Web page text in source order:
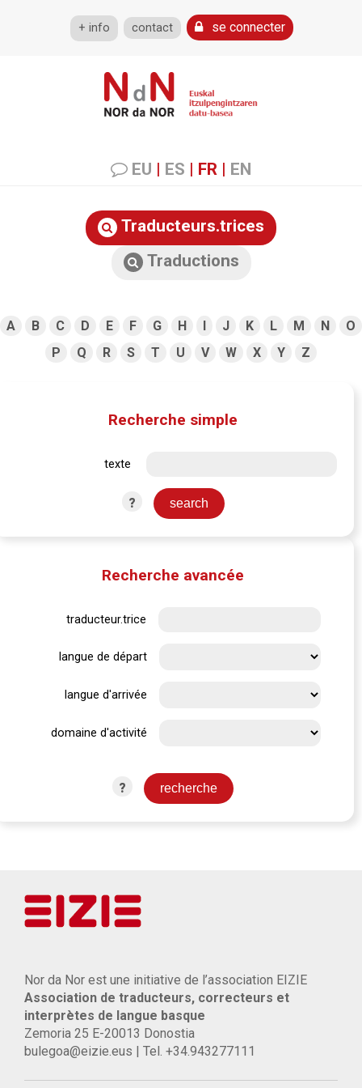
+ info contact se connecter
EU | ES | FR | EN
Traducteurs.trices
Traductions
A B C D E F G H I J K L M N
O
P
Q R S T U V W X Y Z
Recherche simple
texte
?
Recherche avancée
traducteur.trice
langue de départ
langue d'arrivée
domaine d'activité
?
Nor da Nor est une initiative de l’association EIZIE
Association de traducteurs, correcteurs et
interprètes de langue basque
Zemoria 25 E-20013 Donostia
bulegoa@eizie.eus | Tel. +34.943277111